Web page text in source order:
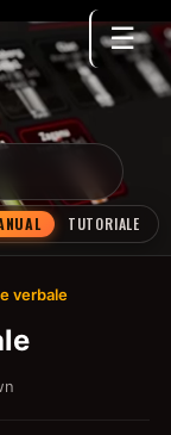
☰
TUTORIALE
verbale